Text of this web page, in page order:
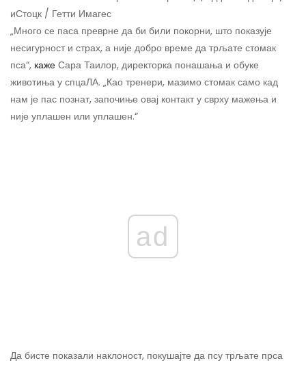
иСтоцк / Гетти Имагес
„Много се паса преврне да би били покорни, што показује
несигурност и страх, а није добро време да трљате стомак
пса“, каже Сара Таилор, директорка понашања и обуке
животиња у спцаЛА. „Као тренери, мазимо стомак само кад
нам је пас познат, започиње овај контакт у сврху мажења и
није уплашен или уплашен.“
ad
Да бисте показали наклоност, покушајте да псу трљате прса